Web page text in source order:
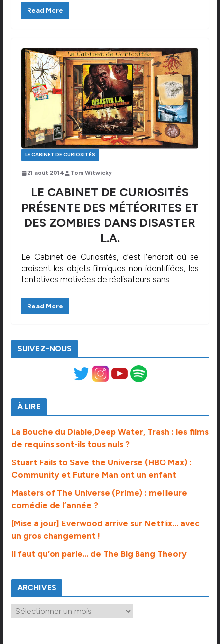
Read More
LE CABINET DE CURIOSITÉS
21 août 2014 Tom Witwicky
LE CABINET DE CURIOSITÉS
PRÉSENTE DES MÉTÉORITES ET
DES ZOMBIES DANS DISASTER
L.A.
Le Cabinet de Curiosités, c’est l’endroit où se
croisent les objets filmiques non identifiées, les
tentatives motivées de réalisateurs sans
Read More
SUIVEZ-NOUS
À LIRE
La Bouche du Diable,Deep Water, Trash : les films
de requins sont-ils tous nuls ?
Stuart Fails to Save the Universe (HBO Max) :
Community et Future Man ont un enfant
Masters of The Universe (Prime) : meilleure
comédie de l’année ?
[Mise à jour] Everwood arrive sur Netflix… avec
un gros changement !
Il faut qu’on parle… de The Big Bang Theory
ARCHIVES
A
r